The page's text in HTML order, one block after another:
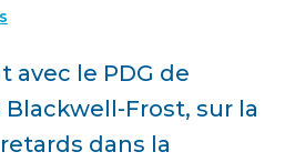
avec le PDG de
Blackwell-Frost, sur la
dans la